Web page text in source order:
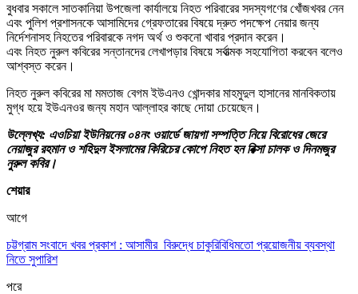
বুধবার সকালে সাতকানিয়া উপজেলা কার্যালয়ে নিহত পরিবারের সদস্যগণের খোঁজখবর নেন
এবং পুলিশ প্রশাসনকে আসামিদের গ্রেফতারের বিষয়ে দ্রুত পদক্ষেপ নেয়ার জন্য
নির্দেশনাসহ নিহতের পরিবারকে নগদ অর্থ ও শুকনো খাবার প্রদান করেন।
এবং নিহত নুরুল কবিরের সন্তানদের লেখাপড়ার বিষয়ে সর্বাত্মক সহযোগিতা করবেন বলেও
আশ্বস্ত করেন।
নিহত নুরুল কবিরের মা মমতাজ বেগম ইউএনও খোন্দকার মাহমুদুল হাসানের মানবিকতায়
মুগ্ধ হয়ে ইউএনওর জন্য মহান আল্লাহর কাছে দোয়া চেয়েছেন।
উল্লেখ্য: এওচিয়া ইউনিয়নের ০৪নং ওয়ার্ডে জায়গা সম্পত্তি নিয়ে বিরোধের জেরে
নেয়াজুর রহমান ও শহিদুল ইসলামের কিরিচের কোপে নিহত হন রিক্সা চালক ও দিনমজুর
নুরুল কবির।
শেয়ার
আগে
চট্টগ্রাম সংবাদে খবর প্রকাশ : আসামীর বিরুদ্ধে চাকুরিবিধিমতো প্রয়োজনীয় ব্যবস্থা
নিতে সুপারিশ
পরে